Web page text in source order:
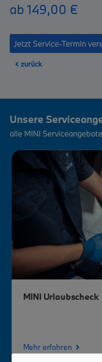
ab 149,00 €
Jetzt Service-Termin
‹ zurück
Unsere
alle MINI Serviceangebote
MINI Urlaubscheck
Mehr erfahren ›